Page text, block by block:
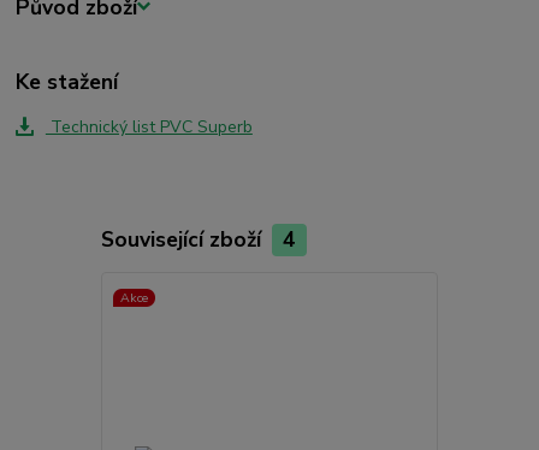
Původ zboží
Ke stažení
Technický list PVC Superb
Související zboží 4
Akce